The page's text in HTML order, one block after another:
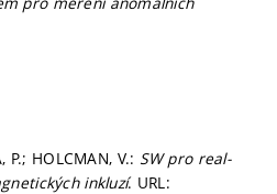
P.; HOLCMAN, V.: SW pro real-
inkluzí. URL: